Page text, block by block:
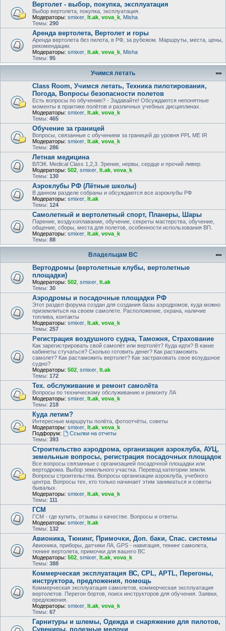
Вертолет - выбор, покупка, эксплуатация
Выбор вертолета, покупка, эксплуатация.
Модераторы: smixer lt.ak vova_k Misha
Темы: 290
Аренда вертолета, Вертолет и горы
Аренда вертолета без пилота, в РФ, за рубежом. Маршруты, места, цены,
рекомендации.
Модераторы: smixer lt.ak vova_k Misha
Темы: 95
Учимся летать
Class Room, Учимся летать, Техника пилотирования,
Погода, Вопросы безопасности полетов
Есть вопросы по обучению? - Задавайте! Обсуждаются непонятные
моменты в практике полётов и различных учебных дисциплинах.
Модераторы: smixer lt.ak vova_k
Темы: 465
Обучение за границей
Вопросы, связанные с обучением за границей до уровня PPL ME IR
Модераторы: smixer lt.ak vova_k
Темы: 286
Летная медицина
ВЛЭК. Medical Class 1,2,3. Зрение, нервы, сердце и прочий ливер.
Модераторы: 502 smixer lt.ak vova_k
Темы: 130
Аэроклубы РФ (Лётные школы)
В данном разделе собраны и обсуждаются все аэроклубы РФ
Модераторы: smixer lt.ak
Темы: 124
Самолетный и вертолетный спорт, Планеры, Шары
Парение, воздухоплавание, обучение, секреты мастерства, обучение,
общение, сборы, места для полетов, особенности использования ВП.
Модераторы: smixer lt.ak vova_k
Темы: 88
Владельцам ВС
Вертодромы (вертолетные клубы, вертолетные
площадки)
Модераторы: 502 smixer lt.ak
Темы: 30
Аэродромы и посадочные площадки РФ
Этот раздел форума создан для создания базы аэродромов, куда можно
приземлиться на своем самолете. Расположение, охрана, наличие
топлива, контакты
Модераторы: smixer lt.ak vova_k
Темы: 257
Регистрация воздушного судна, Таможня, Страхование
Как зарегистрировать свой самолёт или вертолёт? Куда идти? В какие
кабинеты стучаться? Сколько готовить денег? Как растаможить
самолет? Как растаможить вертолет? Как застраховать свое возудшное
судно?
Модераторы: 502 smixer lt.ak
Темы: 172
Тех. обслуживание и ремонт самолёта
Вопросы по техническому обслуживанию и ремонту ЛА
Модераторы: smixer lt.ak vova_k
Темы: 218
Куда летим?
Интересные маршруты полёта, фотоотчёты, советы
Модераторы: smixer lt.ak vova_k
Подфорум:
Ссылки на отчеты
Темы: 393
Строительство аэродрома, организация аэроклуба, АУЦ,
земельные вопросы, регистрация посадочных площадок
Все вопросы связанные с организацией посадочной площадки или
вертодрома. Выбор земельного участка. Перевод категории земли.
Вопросы строительства. Вопросы организации аэроклуба, учебного
центра. Вопросы тех, кто только начинает этим заниматься и советы
бывалых.
Модераторы: smixer lt.ak vova_k
Темы: 111
ГСМ
ГСМ - где купить, отзывы о качестве. Вопросы и ответы.
Модераторы: smixer lt.ak
Темы: 132
Авионика, Тюнинг, Примочки, Доп. баки, Спас. системы
Авионика, приборы, датчики ЛА, GPS - навигация, тюнинг самолета,
тюнинг вертолета, примочки для вашего ВС
Модераторы: 502 smixer lt.ak vova_k
Темы: 388
Коммерческая эксплуатация ВС, CPL, APTL, Перегоны,
инструктора, предложения, помощь
Коммерческая эксплуатация самолетов, коммерческая эксплуатация
вертолетов. Перегон бортов, поиск инструкторов для обучения. Заявки,
предложения.
Модераторы: smixer lt.ak vova_k
Темы: 67
Гарнитуры и шлемы, Одежда и снаряжение для пилотов,
Сувениры, полезные мелочи